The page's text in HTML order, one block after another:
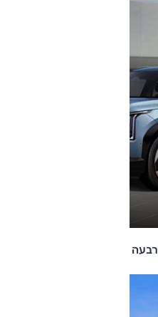
דגמים חדשים בדרך